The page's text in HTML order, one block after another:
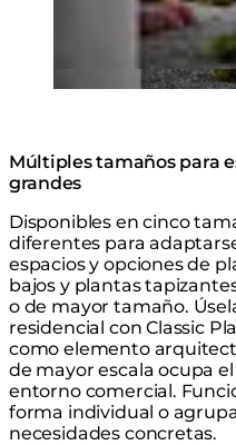
Múltiples tamaños para
grandes
Disponibles en cinco
diferentes para
espacios y opciones de
bajos y plantas
o de mayor tamaño.
residencial con Classic
como elemento
de mayor escala ocupa
entorno comercial.
forma individual o
necesidades concretas.